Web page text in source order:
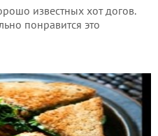
известных хот догов.
понравится это